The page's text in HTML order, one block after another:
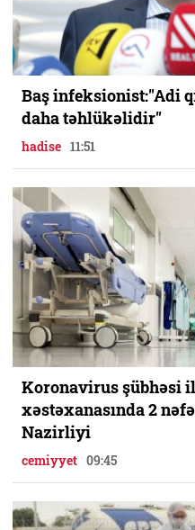
Baş infeksionist:"Adi
daha təhlükəlidir"
hadise 11:51
Koronavirus şübhəsi
xəstəxanasında 2
Nazirliyi
cemiyyet 09:45